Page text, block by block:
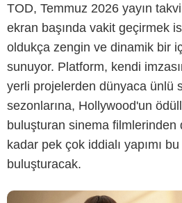
TOD, Temmuz 2026 yayın
ekran başında vakit geçirmek
oldukça zengin ve dinamik bir
sunuyor. Platform, kendi
yerli projelerden dünyaca ünlü
sezonlarına, Hollywood'un
buluşturan sinema filmlerinden
kadar pek çok iddialı yapımı
buluşturacak.
TOD